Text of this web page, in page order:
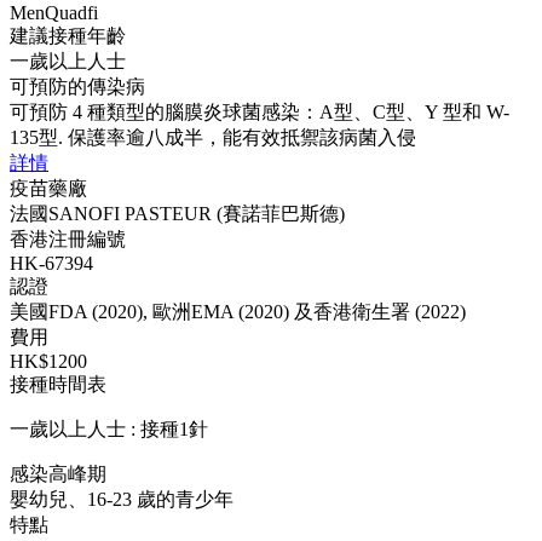
MenQuadfi
建議接種年齡
一歲以上人士
可預防的傳染病
可預防 4 種類型的腦膜炎球菌感染：A型、C型、Y 型和 W-
135型. 保護率逾八成半，能有效抵禦該病菌入侵
詳情
疫苗藥廠
法國SANOFI PASTEUR (賽諾菲巴斯德)
香港注冊編號
HK-67394
認證
美國FDA (2020), 歐洲EMA (2020) 及香港衛生署 (2022)
費用
HK$1200
接種時間表
一歲以上人士 : 接種1針
感染高峰期
嬰幼兒、16-23 歲的青少年
特點